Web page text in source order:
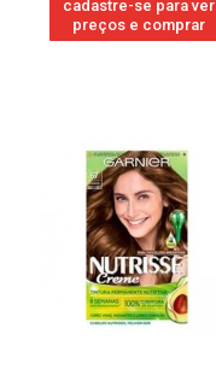
cadastre-se para ver
preços e comprar